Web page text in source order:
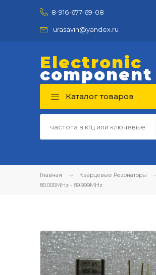
8-916-677-69-08
urasavin@yandex.ru
Electronic
component
Каталог товаров
Главная
Кварцевые Резонаторы
80.000MHz - 89.999MHz